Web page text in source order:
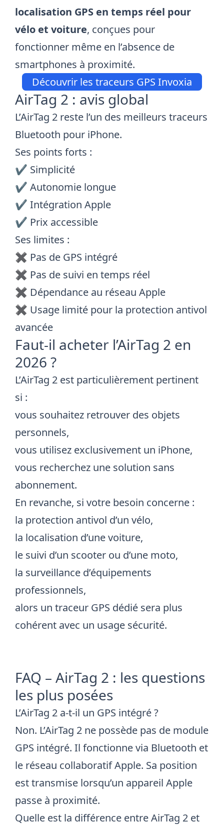
localisation GPS en temps réel pour
vélo et voiture, conçues pour
fonctionner même en l’absence de
smartphones à proximité.
Découvrir les traceurs GPS Invoxia
AirTag 2 : avis global
L’AirTag 2 reste l’un des meilleurs traceurs
Bluetooth pour iPhone.
Ses points forts :
✔️ Simplicité
✔️ Autonomie longue
✔️ Intégration Apple
✔️ Prix accessible
Ses limites :
✖️ Pas de GPS intégré
✖️ Pas de suivi en temps réel
✖️ Dépendance au réseau Apple
✖️ Usage limité pour la protection antivol
avancée
Faut-il acheter l’AirTag 2 en
2026 ?
L’AirTag 2 est particulièrement pertinent
si :
vous souhaitez retrouver des objets
personnels,
vous utilisez exclusivement un iPhone,
vous recherchez une solution sans
abonnement.
En revanche, si votre besoin concerne :
la protection antivol d’un vélo,
la localisation d’une voiture,
le suivi d’un scooter ou d’une moto,
la surveillance d’équipements
professionnels,
alors un traceur GPS dédié sera plus
cohérent avec un usage sécurité.
FAQ – AirTag 2 : les questions
les plus posées
L’AirTag 2 a-t-il un GPS intégré ?
Non. L’AirTag 2 ne possède pas de module
GPS intégré. Il fonctionne via Bluetooth et
le réseau collaboratif Apple. Sa position
est transmise lorsqu’un appareil Apple
passe à proximité.
Quelle est la différence entre AirTag 2 et